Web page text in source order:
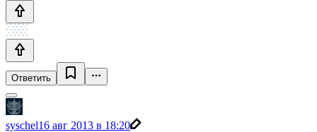
Ответить
syschel16 авг 2013 в 18:20